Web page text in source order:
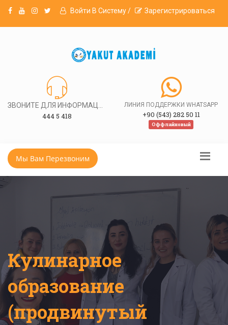
Войти В Систему / Зарегистрироваться
444 5 418
ЛИНИЯ ПОДДЕРЖКИ WHATSAPP
+90 (543) 282 50 11
Оффлайновый
Мы Вам Перезвоним
Кулинарное
образование
(продвинутый